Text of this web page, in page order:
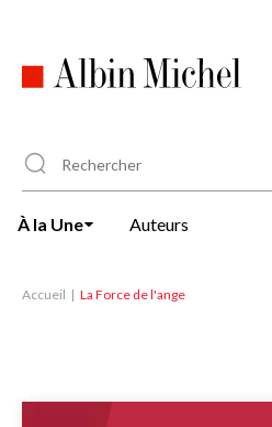
principal
À la Une Auteurs
Accueil La Force de l'ange